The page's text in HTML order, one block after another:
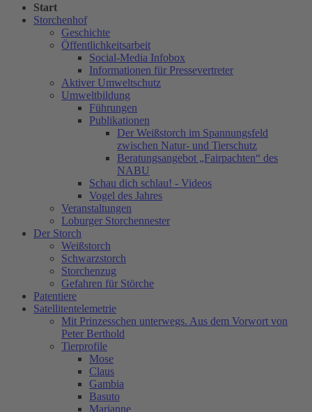
Start
Storchenhof
Geschichte
Öffentlichkeitsarbeit
Social-Media Infobox
Informationen für Pressevertreter
Aktiver Umweltschutz
Umweltbildung
Führungen
Publikationen
Der Weißstorch im Spannungsfeld
zwischen Natur- und Tierschutz
Beratungsangebot „Fairpachten“ des
NABU
Schau dich schlau! - Videos
Vogel des Jahres
Veranstaltungen
Loburger Storchennester
Der Storch
Weißstorch
Schwarzstorch
Storchenzug
Gefahren für Störche
Patentiere
Satellitentelemetrie
Mit Prinzesschen unterwegs. Aus dem Vorwort von
Peter Berthold
Tierprofile
Mose
Claus
Gambia
Basuto
Marianne